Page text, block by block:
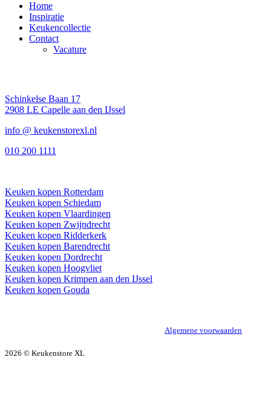
Home
Inspiratie
Keukencollectie
Contact
Vacature
Schinkelse Baan 17
2908 LE Capelle aan den IJssel
info @ keukenstorexl.nl
010 200 1111
Keuken kopen Rotterdam
Keuken kopen Schiedam
Keuken kopen Vlaardingen
Keuken kopen Zwijndrecht
Keuken kopen Ridderkerk
Keuken kopen Barendrecht
Keuken kopen Dordrecht
Keuken kopen Hoogvliet
Keuken kopen Krimpen aan den IJssel
Keuken kopen Gouda
Algemene voorwaarden
2026 © Keukenstore XL